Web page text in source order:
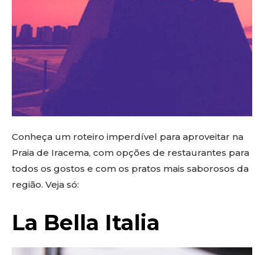
Conheça um roteiro imperdível para aproveitar na
Praia de Iracema, com opções de restaurantes para
todos os gostos e com os pratos mais saborosos da
região. Veja só:
La Bella Italia